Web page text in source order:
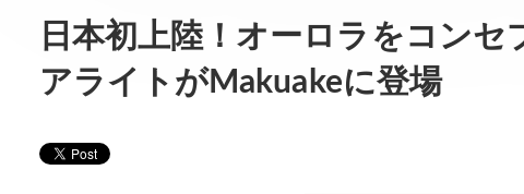
日本初上陸！オーロラをコンセ
アライトがMakuakeに登場